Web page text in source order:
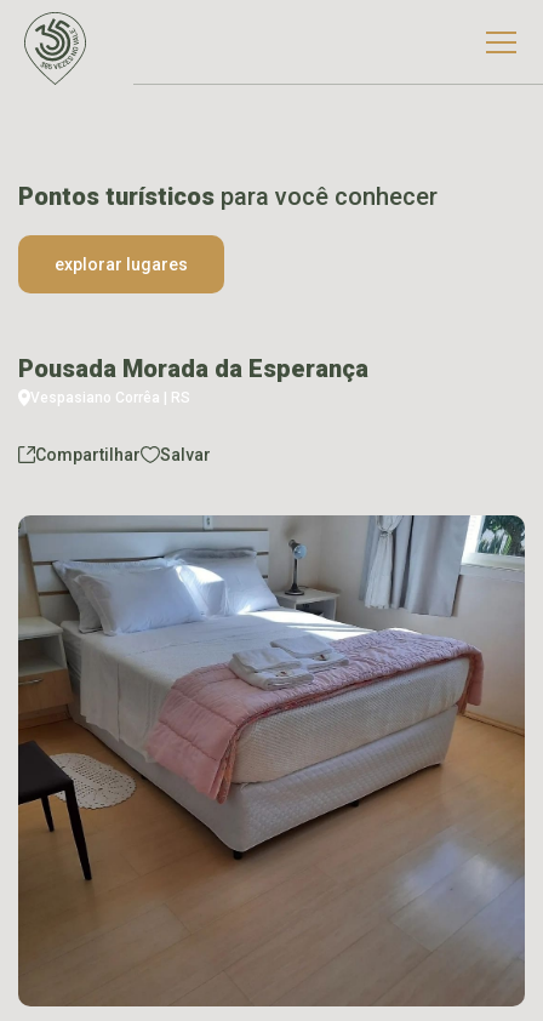
Pontos turísticos para você conhecer
explorar lugares
Pousada Morada da Esperança
Vespasiano Corrêa | RS
Compartilhar Salvar